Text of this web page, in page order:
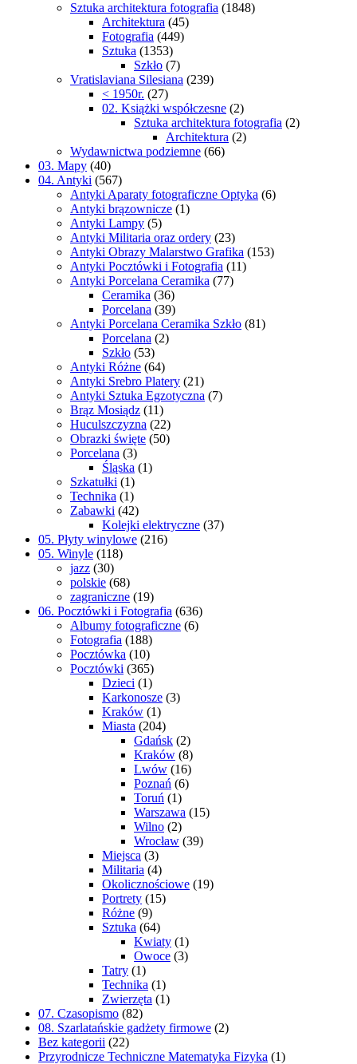
Sztuka architektura fotografia (1848)
Architektura (45)
Fotografia (449)
Sztuka (1353)
Szkło (7)
Vratislaviana Silesiana (239)
< 1950r. (27)
02. Książki współczesne (2)
Sztuka architektura fotografia (2)
Architektura (2)
Wydawnictwa podziemne (66)
03. Mapy (40)
04. Antyki (567)
Antyki Aparaty fotograficzne Optyka (6)
Antyki brązownicze (1)
Antyki Lampy (5)
Antyki Militaria oraz ordery (23)
Antyki Obrazy Malarstwo Grafika (153)
Antyki Pocztówki i Fotografia (11)
Antyki Porcelana Ceramika (77)
Ceramika (36)
Porcelana (39)
Antyki Porcelana Ceramika Szkło (81)
Porcelana (2)
Szkło (53)
Antyki Różne (64)
Antyki Srebro Platery (21)
Antyki Sztuka Egzotyczna (7)
Brąz Mosiądz (11)
Huculszczyzna (22)
Obrazki święte (50)
Porcelana (3)
Śląska (1)
Szkatułki (1)
Technika (1)
Zabawki (42)
Kolejki elektryczne (37)
05. Płyty winylowe (216)
05. Winyle (118)
jazz (30)
polskie (68)
zagraniczne (19)
06. Pocztówki i Fotografia (636)
Albumy fotograficzne (6)
Fotografia (188)
Pocztówka (10)
Pocztówki (365)
Dzieci (1)
Karkonosze (3)
Kraków (1)
Miasta (204)
Gdańsk (2)
Kraków (8)
Lwów (16)
Poznań (6)
Toruń (1)
Warszawa (15)
Wilno (2)
Wrocław (39)
Miejsca (3)
Militaria (4)
Okolicznościowe (19)
Portrety (15)
Różne (9)
Sztuka (64)
Kwiaty (1)
Owoce (3)
Tatry (1)
Technika (1)
Zwierzęta (1)
07. Czasopismo (82)
08. Szarlatańskie gadżety firmowe (2)
Bez kategorii (22)
Przyrodnicze Techniczne Matematyka Fizyka (1)